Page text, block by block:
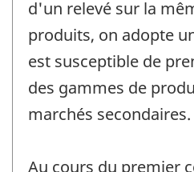
d'un relevé sur la
produits, on adopte
est susceptible de
des gammes de
marchés secondaires.
Au cours du premier